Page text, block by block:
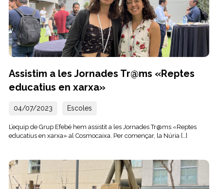
Assistim a les Jornades Tr@ms «Reptes
educatius en xarxa»
04/07/2023 Escoles
L’equip de Grup Efebé hem assistit a les Jornades Tr@ms «Reptes
educatius en xarxa» al Cosmocaixa. Per començar, la Núria […]